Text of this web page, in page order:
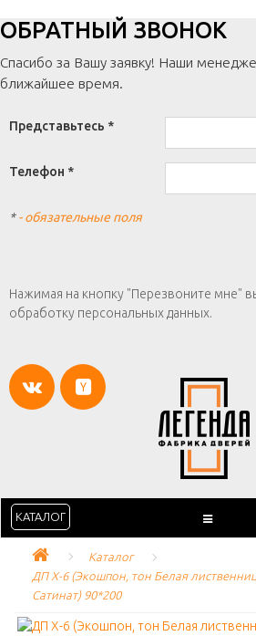
ОБРАТНЫЙ ЗВОНОК
Спасибо за Вашу заявку! Наши
ближайшее время.
Представьтесь *
Телефон *
*- обязательные поля
Нажимая на кнопку "Перезвоните мне"
обработку персональных данных.
КАТАЛОГ
Каталог
ДП Х-6 (Экошпон, тон Белая
Сатинат) 90*200